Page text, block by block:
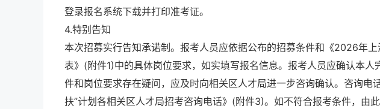
登录报名系统下载并打印准考证。
4.特别告知
本次招募实行告知承诺制。报考人员应依据公布的招募条件和《2026年
表》(附件1)中的具体岗位要求，如实填写报名信息。报考人员应确认本
件和岗位要求存在疑问，应及时向相关区人才局进一步咨询确认。咨询电
扶”计划各相关区人才局招考咨询电话》(附件3)。如不符合报考条件，由此